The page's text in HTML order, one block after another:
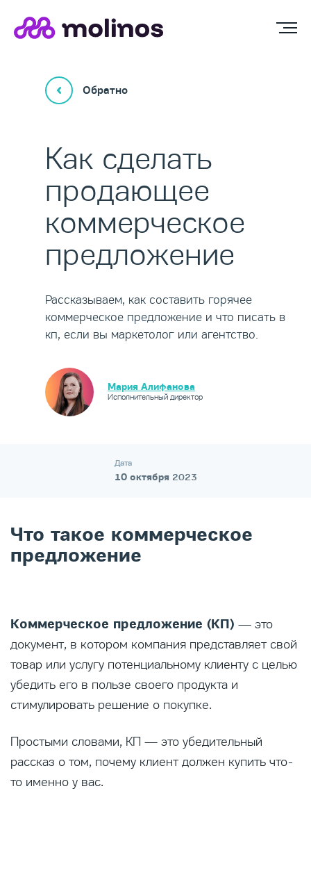
Обратно
Как сделать
продающее
коммерческое
предложение
Рассказываем, как составить горячее
коммерческое предложение и что писать в
кп, если вы маркетолог или агентство.
Мария Алифанова
Исполнительный директор
Дата
10 октября 2023
Что такое коммерческое
предложение
Коммерческое предложение (КП) — это
документ, в котором компания представляет свой
товар или услугу потенциальному клиенту с целью
убедить его в пользе своего продукта и
стимулировать решение о покупке.
Простыми словами, КП — это убедительный
рассказ о том, почему клиент должен купить что-
то именно у вас.